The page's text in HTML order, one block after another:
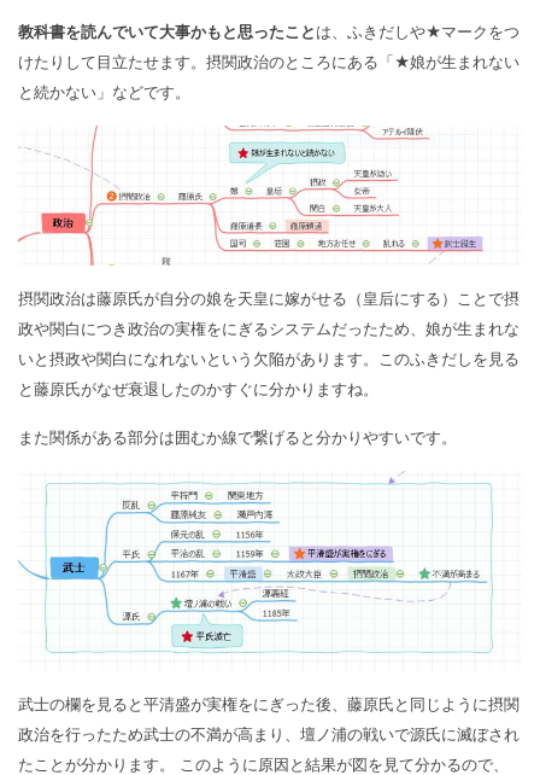
教科書を読んでいて大事かもと思ったこと は、ふきだしや★マークをつ
けたりして目立たせます。摂関政治のところにある「★娘が生まれない
と続かない」などです。
摂関政治は藤原氏が自分の娘を天皇に嫁がせる（皇后にする）ことで摂
政や関白につき政治の実権をにぎるシステムだったため、娘が生まれな
いと摂政や関白になれないという欠陥があります。このふきだしを見る
と藤原氏がなぜ衰退したのかすぐに分かりますね。
また関係がある部分は囲むか線で繋げると分かりやすいです。
武士の欄を見ると平清盛が実権をにぎった後、藤原氏と同じように摂関
政治を行ったため武士の不満が高まり、壇ノ浦の戦いで源氏に滅ぼされ
たことが分かります。 このように原因と結果が図を見て分かるので、